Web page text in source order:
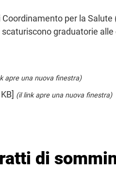
per la
scaturiscono graduatorie
apre una nuova finestra)
(il link apre una nuova finestra)
di